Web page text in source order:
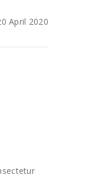
April 2020